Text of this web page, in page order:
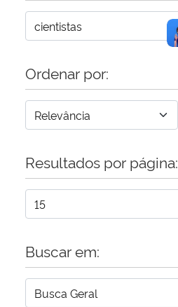
Ordenar por:
Resultados por página:
Buscar em: